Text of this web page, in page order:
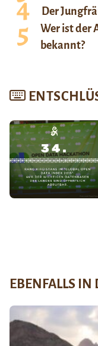
Der
Wer ist der
bekannt?
EBENFALLS IN